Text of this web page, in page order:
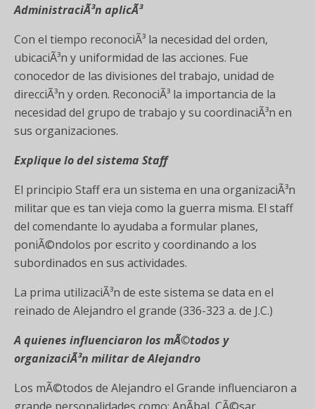
AdministraciÃ³n aplicÃ³
Con el tiempo reconociÃ³ la necesidad del orden,
ubicaciÃ³n y uniformidad de las acciones. Fue
conocedor de las divisiones del trabajo, unidad de
direcciÃ³n y orden. ReconociÃ³ la importancia de la
necesidad del grupo de trabajo y su coordinaciÃ³n en
sus organizaciones.
Explique lo del sistema Staff
El principio Staff era un sistema en una organizaciÃ³n
militar que es tan vieja como la guerra misma. El staff
del comendante lo ayudaba a formular planes,
poniÃ©ndolos por escrito y coordinando a los
subordinados en sus actividades.
La prima utilizaciÃ³n de este sistema se data en el
reinado de Alejandro el grande (336-323 a. de J.C.)
A quienes influenciaron los mÃ©todos y
organizaciÃ³n militar de Alejandro
Los mÃ©todos de Alejandro el Grande influenciaron a